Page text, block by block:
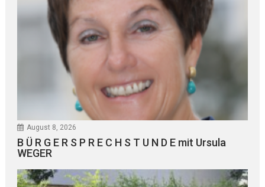
August 8, 2026
B Ü R G E R S P R E C H S T U N D E mit Ursula
WEGER